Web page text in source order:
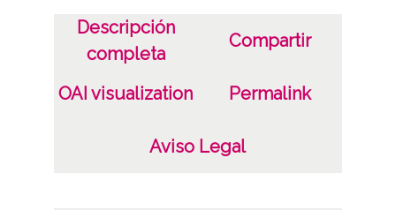
Arquitecto: Julián Apráiz Arias
Licencia de las imágenes
Descripción
completa
Compartir
OAI visualization Permalink
Aviso Legal